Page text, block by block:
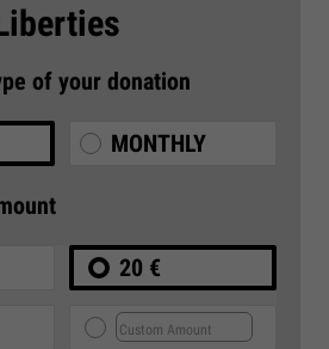
of your donation
MONTHLY
20 €